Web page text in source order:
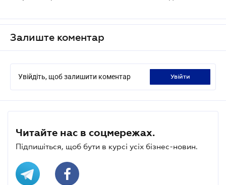
Залиште коментар
Увійдіть, щоб залишити коментар увійти
Читайте нас в соцмережах.
Підпишіться, щоб бути в курсі усіх бізнес-новин.